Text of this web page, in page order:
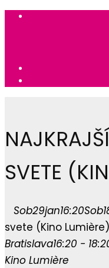
SVETE
Sob29jan16:20Sob
svete (Kino Lumière)
Bratislava16:20 -
Kino Lumière